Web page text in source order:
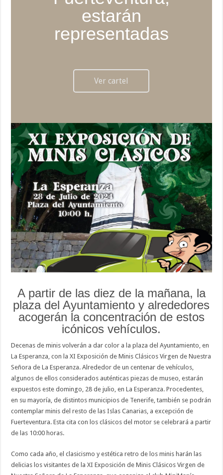
estarán
representadas
Ver cartel
A partir de las diez de la mañana, la
plaza del Ayuntamiento y alrededores
acogerán la concentración de estos
icónicos vehículos.
Decenas de minis volverán a dar color a la plaza del Ayuntamiento, en
La Esperanza, con la XI Exposición de Minis Clásicos Virgen de Nuestra
Señora de La Esperanza. Alrededor de un centenar de vehículos,
algunos de ellos considerados auténticas piezas de museo, estarán
expuestos este domingo, 28 de julio, en La Esperanza. Procedentes,
en su mayoría, de distintos municipios de Tenerife, también se podrán
contemplar minis del resto de las Islas Canarias, a excepción de
Fuerteventura. Esta cita con los clásicos del motor se celebrará a partir
de las 10:00 horas.
Como cada año, el clasicismo y estética retro de los minis harán las
delicias los visitantes de la XI Exposición de Minis Clásicos Virgen de